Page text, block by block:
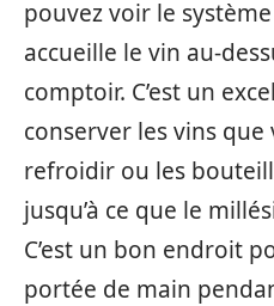
pouvez voir le
accueille le vin au-
comptoir. C’est un
conserver les vins
refroidir ou les
jusqu’à ce que le
C’est un bon endroit
portée de main